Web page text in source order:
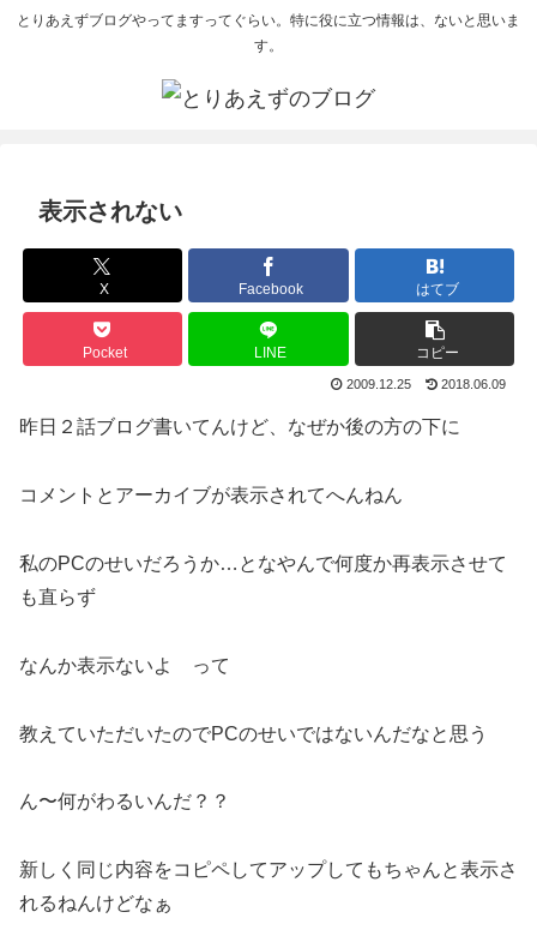
とりあえずブログやってますってぐらい。特に役に立つ情報は、ないと思いま
す。
表示されない
X Facebook はてブ
Pocket LINE コピー
2009.12.25 2018.06.09
昨日２話ブログ書いてんけど、なぜか後の方の下に
コメントとアーカイブが表示されてへんねん
私のPCのせいだろうか…となやんで何度か再表示させて
も直らず
なんか表示ないよ って
教えていただいたのでPCのせいではないんだなと思う
ん〜何がわるいんだ？？
新しく同じ内容をコピペしてアップしてもちゃんと表示さ
れるねんけどなぁ